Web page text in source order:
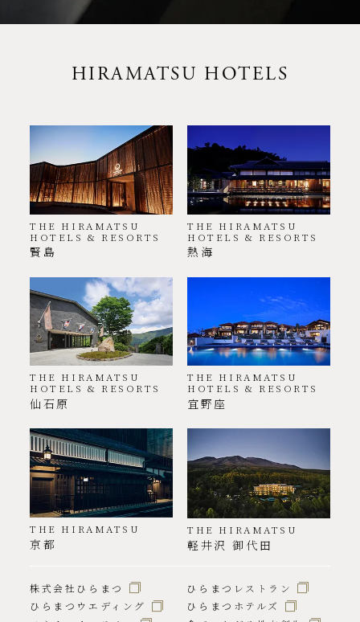
HIRAMATSU HOTELS
THE HIRAMATSU
HOTELS & RESORTS
賢島
THE HIRAMATSU
HOTELS & RESORTS
熱海
THE HIRAMATSU
HOTELS & RESORTS
仙石原
THE HIRAMATSU
HOTELS & RESORTS
宜野座
THE HIRAMATSU
京都
THE HIRAMATSU
軽井沢 御代田
株式会社ひらまつ
ひらまつレストラン
ひらまつウエディング
ひらまつホテルズ